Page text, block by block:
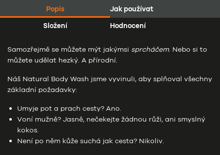
Popis
Jak používat
Složení
Hodnocení
Samozřejmě se můžete mýt jakýmsi sprcháčem. Nebo si to
můžete udělat hezký. A přírodní.
Náš Natural Body Wash jsme vyvinuli, aby splňoval všechny
základní požadavky:
Umyje pot a prach cesty? Ano.
Voní mužně? Jasně, nečekejte žádnou růži, ani smyslný
kokos.
Není po něm kůže suchá jak cesta? Nikoliv.